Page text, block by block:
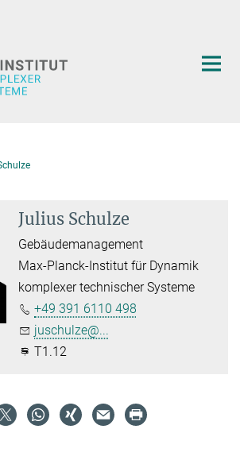
Julius Schulze
Gebäudemanagement
Max-Planck-Institut für Dynamik
komplexer technischer Systeme
+49 391 6110 498
juschulze@...
T1.12